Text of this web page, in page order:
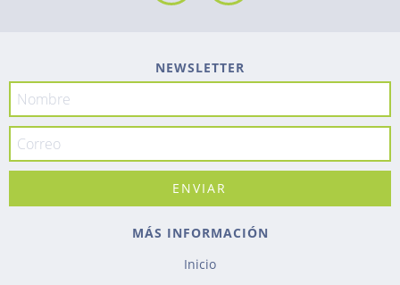
NEWSLETTER
MÁS INFORMACIÓN
Inicio